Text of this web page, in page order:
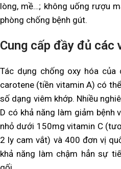
lòng, mề…; không uống rượu
phòng chống bệnh gút.
Cung cấp đầy đủ các
Tác dụng chống oxy hóa của
carotene (tiền vitamin A) có
số dạng viêm khớp. Nhiều
D có khả năng làm giảm bệnh
nhỏ dưới 150mg vitamin C
2 ly cam vắt) và 400 đơn vị
khả năng làm chậm hẳn sự